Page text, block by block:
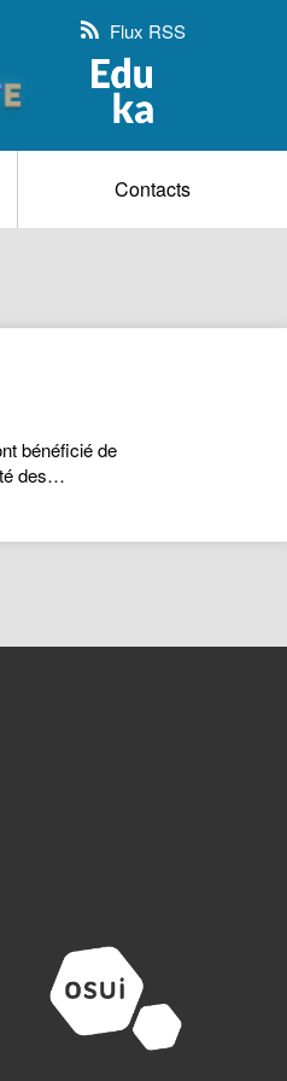
Flux RSS
Contacts
bénéficié de
des…